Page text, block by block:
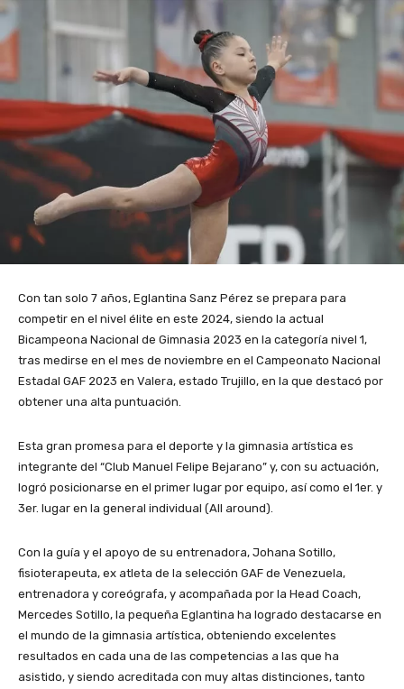
Con tan solo 7 años, Eglantina Sanz Pérez se prepara para
competir en el nivel élite en este 2024, siendo la actual
Bicampeona Nacional de Gimnasia 2023 en la categoría nivel 1,
tras medirse en el mes de noviembre en el Campeonato Nacional
Estadal GAF 2023 en Valera, estado Trujillo, en la que destacó por
obtener una alta puntuación.
Esta gran promesa para el deporte y la gimnasia artística es
integrante del “Club Manuel Felipe Bejarano” y, con su actuación,
logró posicionarse en el primer lugar por equipo, así como el 1er. y
3er. lugar en la general individual (All around).
Con la guía y el apoyo de su entrenadora, Johana Sotillo,
fisioterapeuta, ex atleta de la selección GAF de Venezuela,
entrenadora y coreógrafa, y acompañada por la Head Coach,
Mercedes Sotillo, la pequeña Eglantina ha logrado destacarse en
el mundo de la gimnasia artística, obteniendo excelentes
resultados en cada una de las competencias a las que ha
asistido, y siendo acreditada con muy altas distinciones, tanto